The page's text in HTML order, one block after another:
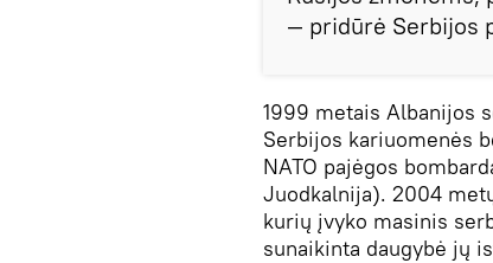
— pridūrė Serbijos
1999 metais Albanijos
Serbijos kariuomenės
NATO pajėgos
Juodkalnija). 2004
kurių įvyko masinis
sunaikinta daugybė jų